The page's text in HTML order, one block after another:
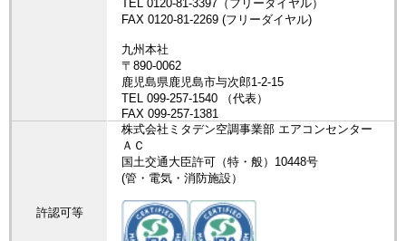
許認可等
株式会社ミタデン空調事業部 エアコンセンター
ＡＣ
国土交通大臣許可（特・般）10448号
(管・電気・消防施設）